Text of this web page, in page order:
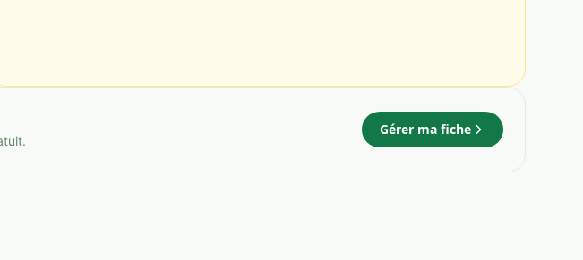
Gérer ma fiche